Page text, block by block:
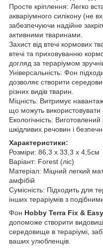
Просте кріплення: Легко
акваріумного силікону (не
забезпечуючи надійне
активними тваринами.
Захист від втечі кормових
втечі та приховуванню
догляд за тераріумом
Універсальність: Фон
дозволяє створити
різних видів тварин.
Міцність: Витримує
що можуть використовувати
Екологічність:
шкідливих речовин і
Характеристики:
Розміри: 86,3 x 33,3 x 4,5см
Варіант: Forest (ліс)
Матеріал: Міцний легкий
амфібій
Сумісність: Підходить для
інших тераріумів з
Фон Hobby Terra Fix &
допоможе створити
середовище в тераріумі,
ваших улюбленців.